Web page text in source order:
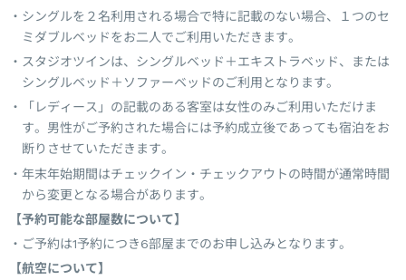
シングルを２名利用される場合で特に記載のない場合、１つのセ
ミダブルベッドをお二人でご利用いただきます。
スタジオツインは、シングルベッド＋エキストラベッド、または
シングルベッド＋ソファーベッドのご利用となります。
「レディース」の記載のある客室は女性のみご利用いただけま
す。男性がご予約された場合には予約成立後であっても宿泊をお
断りさせていただきます。
年末年始期間はチェックイン・チェックアウトの時間が通常時間
から変更となる場合があります。
【予約可能な部屋数について】
ご予約は1予約につき6部屋までのお申し込みとなります。
【航空について】